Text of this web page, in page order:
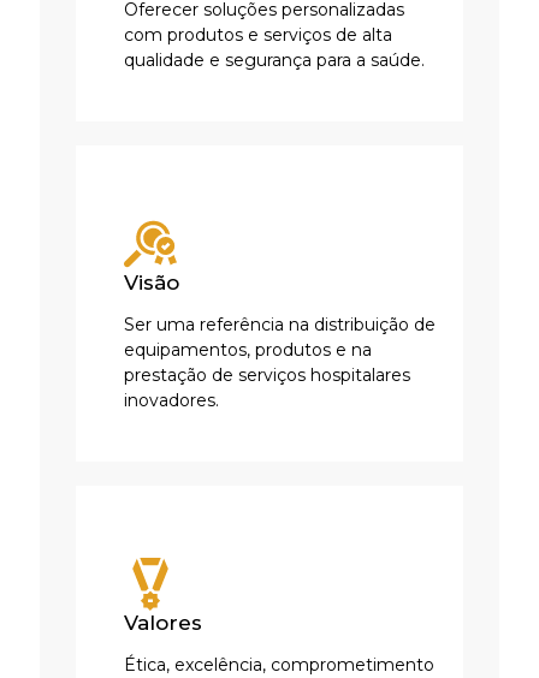
Oferecer soluções personalizadas
com produtos e serviços de alta
qualidade e segurança para a saúde.
Visão
Ser uma referência na distribuição de
equipamentos, produtos e na
prestação de serviços hospitalares
inovadores.
Valores
Ética, excelência, comprometimento